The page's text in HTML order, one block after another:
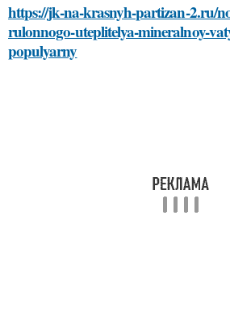
https://jk-na-krasnyh-partizan-2.ru/
rulonnogo-uteplitelya-mineralnoy-
populyarny